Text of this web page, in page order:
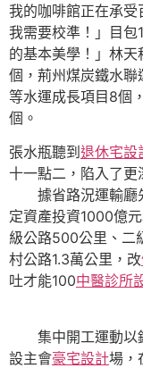
我的咖啡館正在承受
我需要校準！」目包
的基本美學！」林天
個，荊州煤炭鐵水
等水運成長項目8個
個。
張水瓶聽到 退休宅設
十一點二，陷入了更
據省路況運輸廳
定資產投資1000億
級公路500公里、二
村公路1.3萬公里，改
吐才能100中醫診所
集中開工運動以
設主會豪宅設計場，